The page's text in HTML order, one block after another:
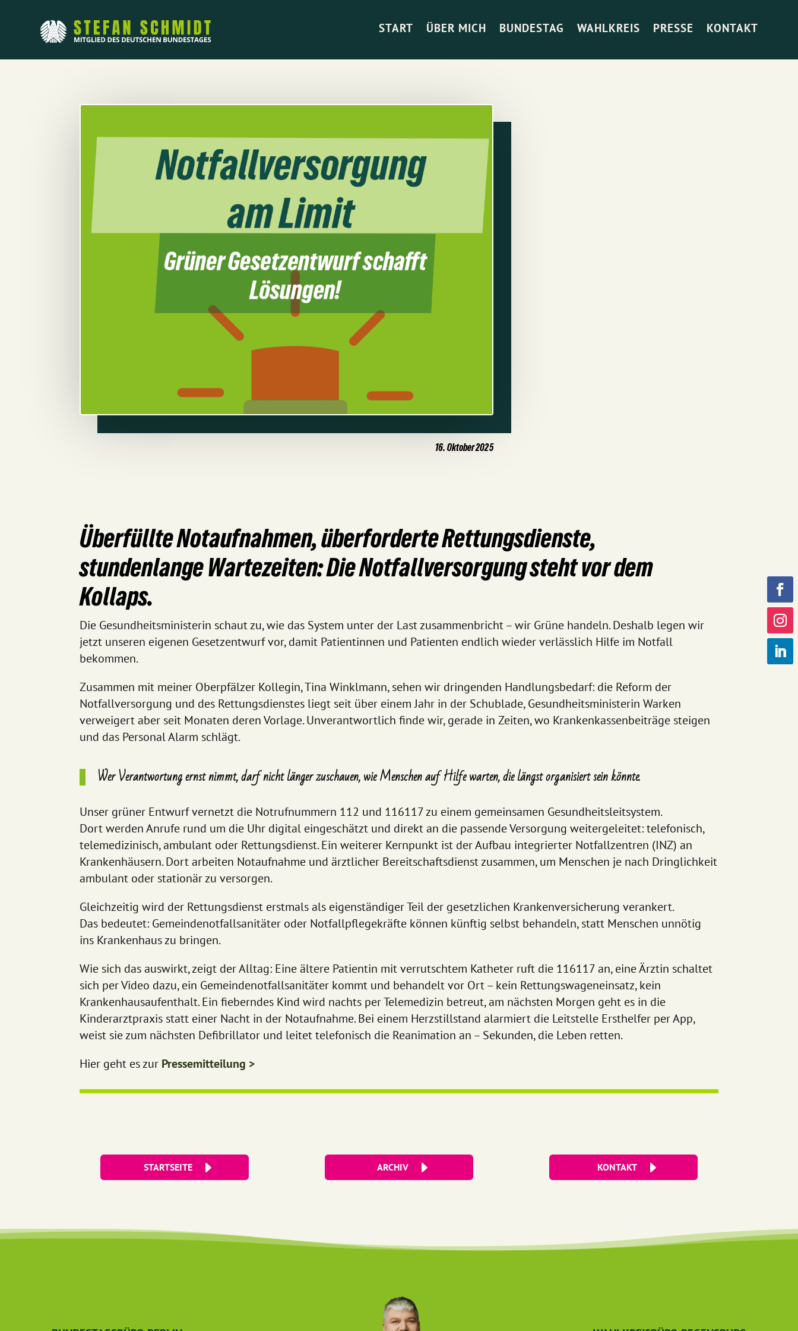
START ÜBER MICH BUNDESTAG WAHLKREIS PRESSE KONTAKT
16. Oktober 2025
Überfüllte Notaufnahmen, überforderte Rettungsdienste,
stundenlange Wartezeiten: Die Notfallversorgung steht vor dem
Kollaps.
Die Gesundheitsministerin schaut zu, wie das System unter der Last zusammenbricht – wir Grüne handeln. Deshalb legen wir
jetzt unseren eigenen Gesetzentwurf vor, damit Patientinnen und Patienten endlich wieder verlässlich Hilfe im Notfall
bekommen.
Zusammen mit meiner Oberpfälzer Kollegin, Tina Winklmann, sehen wir dringenden Handlungsbedarf: die Reform der
Notfallversorgung und des Rettungsdienstes liegt seit über einem Jahr in der Schublade, Gesundheitsministerin Warken
verweigert aber seit Monaten deren Vorlage. Unverantwortlich finde wir, gerade in Zeiten, wo Krankenkassenbeiträge steigen
und das Personal Alarm schlägt.
Wer Verantwortung ernst nimmt, darf nicht länger zuschauen, wie Menschen auf Hilfe warten, die längst organisiert sein könnte.
Unser grüner Entwurf vernetzt die Notrufnummern 112 und 116117 zu einem gemeinsamen Gesundheitsleitsystem.
Dort werden Anrufe rund um die Uhr digital eingeschätzt und direkt an die passende Versorgung weitergeleitet: telefonisch,
telemedizinisch, ambulant oder Rettungsdienst. Ein weiterer Kernpunkt ist der Aufbau integrierter Notfallzentren (INZ) an
Krankenhäusern. Dort arbeiten Notaufnahme und ärztlicher Bereitschaftsdienst zusammen, um Menschen je nach Dringlichkeit
ambulant oder stationär zu versorgen.
Gleichzeitig wird der Rettungsdienst erstmals als eigenständiger Teil der gesetzlichen Krankenversicherung verankert.
Das bedeutet: Gemeindenotfallsanitäter oder Notfallpflegekräfte können künftig selbst behandeln, statt Menschen unnötig
ins Krankenhaus zu bringen.
Wie sich das auswirkt, zeigt der Alltag: Eine ältere Patientin mit verrutschtem Katheter ruft die 116117 an, eine Ärztin schaltet
sich per Video dazu, ein Gemeindenotfallsanitäter kommt und behandelt vor Ort – kein Rettungswageneinsatz, kein
Krankenhausaufenthalt. Ein fieberndes Kind wird nachts per Telemedizin betreut, am nächsten Morgen geht es in die
Kinderarztpraxis statt einer Nacht in der Notaufnahme. Bei einem Herzstillstand alarmiert die Leitstelle Ersthelfer per App,
weist sie zum nächsten Defibrillator und leitet telefonisch die Reanimation an – Sekunden, die Leben retten.
Hier geht es zur Pressemitteilung >
STARTSEITE ARCHIV KONTAKT